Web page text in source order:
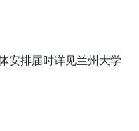
安排届时详见兰州大学